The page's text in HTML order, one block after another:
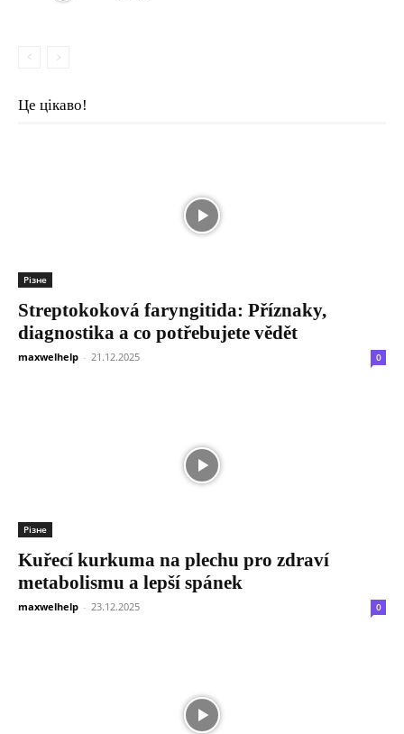
Це цікаво!
Різне
Streptokoková faryngitida: Příznaky,
diagnostika a co potřebujete vědět
maxwelhelp - 21.12.2025 0
Різне
Kuřecí kurkuma na plechu pro zdraví
metabolismu a lepší spánek
maxwelhelp - 23.12.2025 0